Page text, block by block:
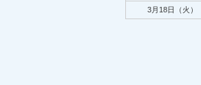
3月18日（火）